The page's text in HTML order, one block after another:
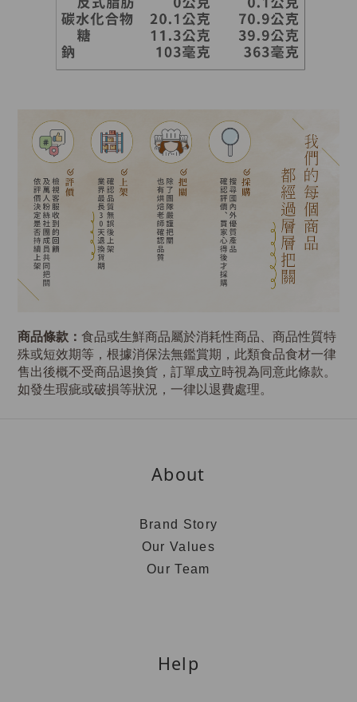
商品條款： 食品或生鮮商品屬於消耗性商品、商品性質特
殊或短效期等，根據消保法無鑑賞期，此類食品食材一律
售出後概不受商品退換貨，訂單成立時視為同意此條款。
如發生瑕疵或破損等狀況，一律以退費處理。
About
Brand Story
Our Values
Our Team
Help